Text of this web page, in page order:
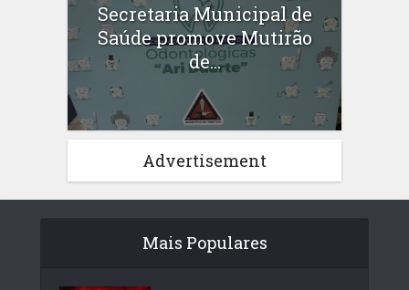
Secretaria Municipal de
Saúde promove Mutirão
de...
Advertisement
Mais Populares